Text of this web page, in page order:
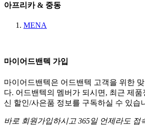
아프리카 & 중동
MENA
마이어드밴텍 가입
마이어드밴텍은 어드밴텍 고객을 위한
다. 어드밴텍의 멤버가 되시면, 최근 제품
신 할인/사은품 정보를 구독하실 수 있습
바로 회원가입하시고 365일 언제라도 접